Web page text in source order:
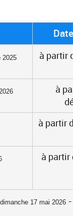
2025
à partir
à
à partir
à partir
17 mai 2026-